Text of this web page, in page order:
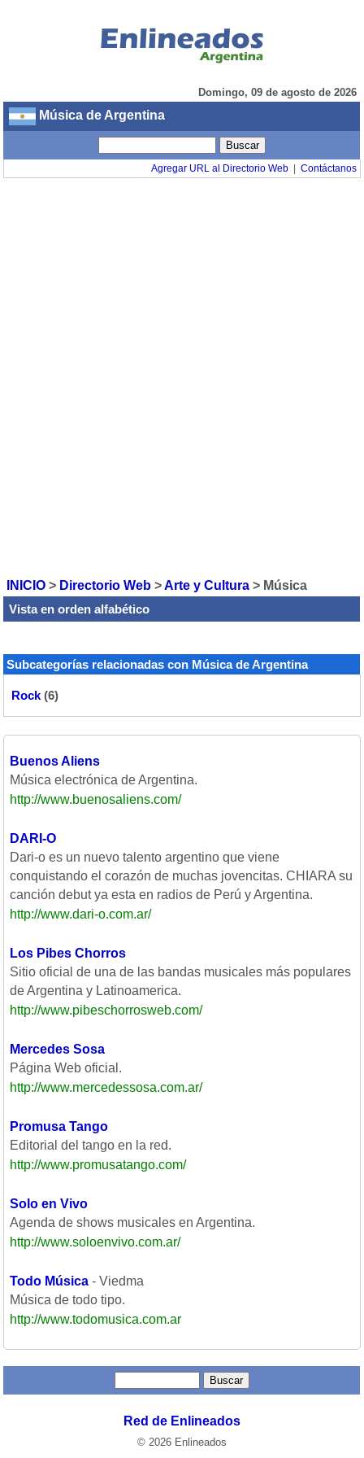
Domingo, 09 de agosto de 2026
Música de Argentina
Agregar URL al Directorio Web |Contáctanos
INICIO > Directorio Web > Arte y Cultura > Música
Vista en orden alfabético
Subcategorías relacionadas con Música de Argentina
Rock (6)
Buenos Aliens
Música electrónica de Argentina.
http://www.buenosaliens.com/
DARI-O
Dari-o es un nuevo talento argentino que viene
conquistando el corazón de muchas jovencitas. CHIARA su
canción debut ya esta en radios de Perú y Argentina.
http://www.dari-o.com.ar/
Los Pibes Chorros
Sitio oficial de una de las bandas musicales más populares
de Argentina y Latinoamerica.
http://www.pibeschorrosweb.com/
Mercedes Sosa
Página Web oficial.
http://www.mercedessosa.com.ar/
Promusa Tango
Editorial del tango en la red.
http://www.promusatango.com/
Solo en Vivo
Agenda de shows musicales en Argentina.
http://www.soloenvivo.com.ar/
Todo Música - Viedma
Música de todo tipo.
http://www.todomusica.com.ar
Red de Enlineados
© 2026 Enlineados